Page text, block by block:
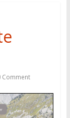
Comment